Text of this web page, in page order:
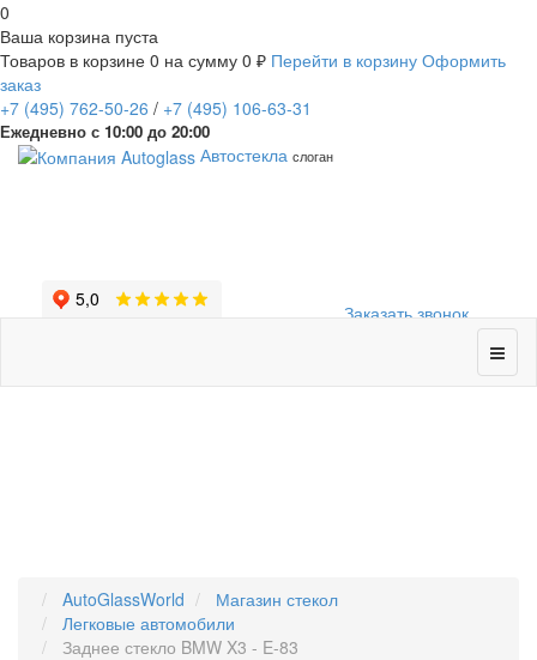
0
Ваша корзина пуста
Товаров в корзине 0 на сумму 0 ₽ Перейти в корзину Оформить
заказ
+7 (495) 762-50-26 / +7 (495) 106-63-31
Ежедневно с 10:00 до 20:00
Заказать звонок
Автостекла слоган
AutoGlassWorld
Магазин стекол
Легковые автомобили
Заднее стекло BMW X3 - E-83